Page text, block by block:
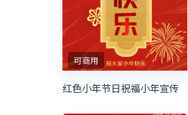
可商用
红色小年节日祝福小年宣传